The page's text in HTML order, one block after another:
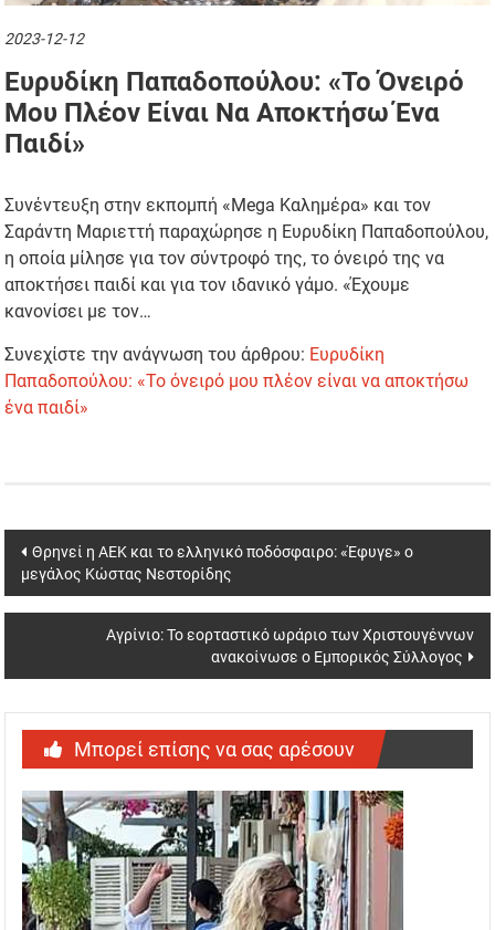
2023-12-12
Ευρυδίκη Παπαδοπούλου: «Το Όνειρό
Μου Πλέον Είναι Να Αποκτήσω Ένα
Παιδί»
Συνέντευξη στην εκπομπή «Mega Καλημέρα» και τον
Σαράντη Μαριεττή παραχώρησε η Ευρυδίκη Παπαδοπούλου,
η οποία μίλησε για τον σύντροφό της, το όνειρό της να
αποκτήσει παιδί και για τον ιδανικό γάμο. «Έχουμε
κανονίσει με τον…
Συνεχίστε την ανάγνωση του άρθρου: Ευρυδίκη
Παπαδοπούλου: «Το όνειρό μου πλέον είναι να αποκτήσω
ένα παιδί»
Post
navigation
Θρηνεί η ΑΕΚ και το ελληνικό ποδόσφαιρο: «Έφυγε» ο
μεγάλος Κώστας Νεστορίδης
Αγρίνιο: Το εορταστικό ωράριο των Χριστουγέννων
ανακοίνωσε ο Εμπορικός Σύλλογος
Μπορεί επίσης να σας αρέσουν